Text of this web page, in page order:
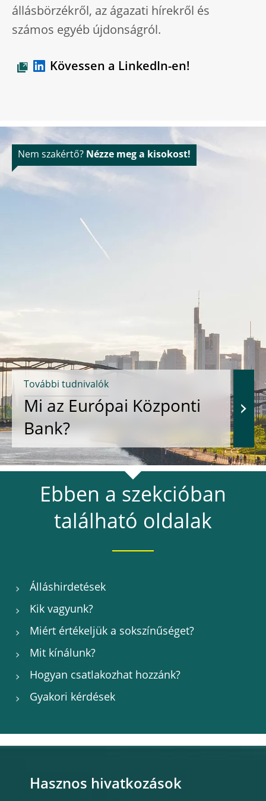
állásbörzékről, az ágazati hírekről és
számos egyéb újdonságról.
Kövessen a LinkedIn-en!
Nem szakértő? Nézze meg a kisokost!
További tudnivalók
Mi az Európai Központi
Bank?
Ebben a szekcióban
található oldalak
Álláshirdetések
Kik vagyunk?
Miért értékeljük a sokszínűséget?
Mit kínálunk?
Hogyan csatlakozhat hozzánk?
Gyakori kérdések
Hasznos hivatkozások